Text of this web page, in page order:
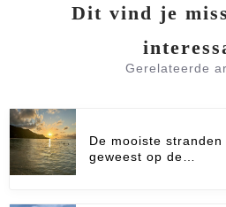
Dit vind je
Gerelateerde
De mooiste
geweest op de…